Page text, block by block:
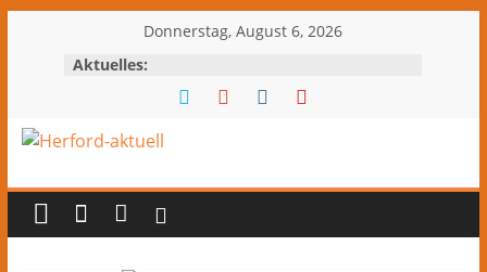
springen
Donnerstag, August 6, 2026
Aktuelles:
Herford-
aktuell